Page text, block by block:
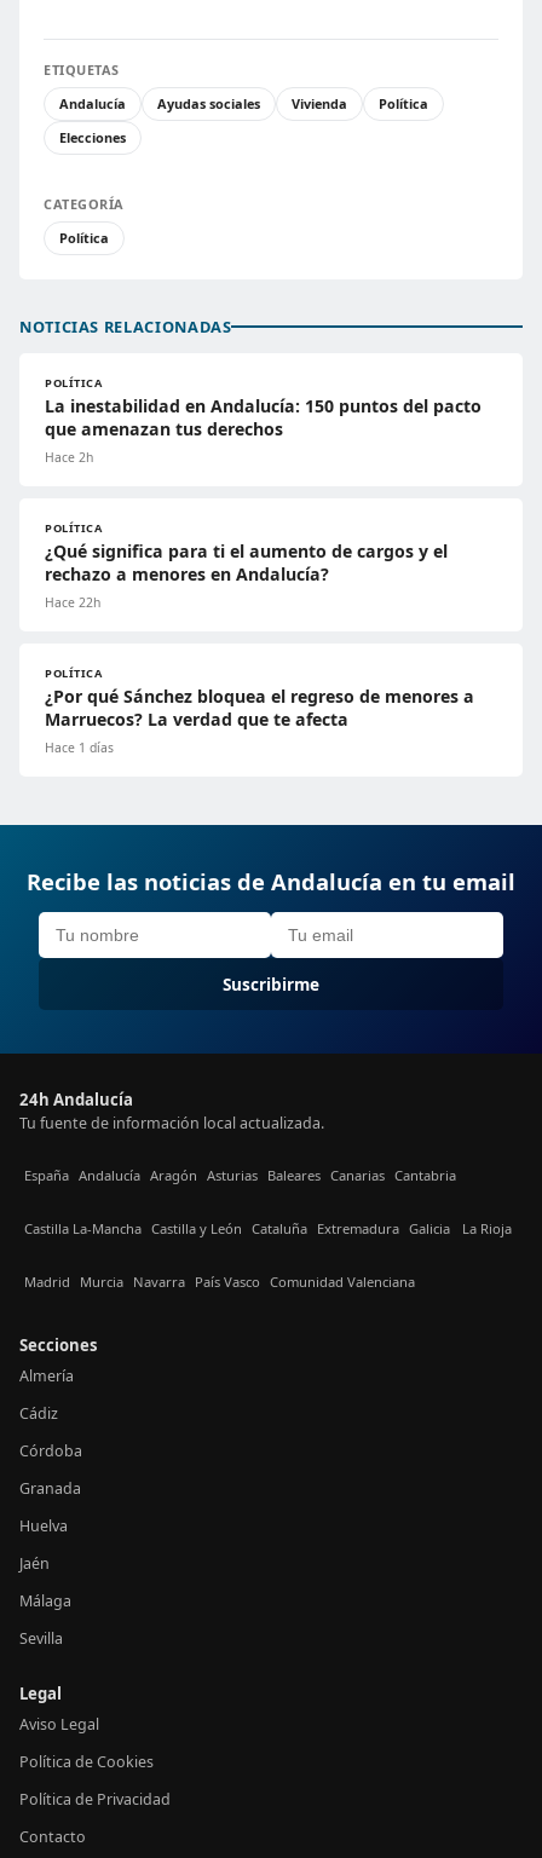
ETIQUETAS
Andalucía
Ayudas sociales Vivienda
Política
Elecciones
CATEGORÍA
Política
NOTICIAS RELACIONADAS
POLÍTICA
La inestabilidad en Andalucía: 150 puntos del pacto
que amenazan tus derechos
Hace 2h
POLÍTICA
¿Qué significa para ti el aumento de cargos y el
rechazo a menores en Andalucía?
Hace 22h
POLÍTICA
¿Por qué Sánchez bloquea el regreso de menores a
Marruecos? La verdad que te afecta
Hace 1 días
Recibe las noticias de Andalucía en tu email
Suscribirme
24h Andalucía
Tu fuente de información local actualizada.
España Andalucía Aragón Asturias Baleares Canarias Cantabria
Castilla La-Mancha Castilla y León Cataluña Extremadura Galicia La Rioja
Madrid Murcia Navarra País Vasco Comunidad Valenciana
Secciones
Almería
Cádiz
Córdoba
Granada
Huelva
Jaén
Málaga
Sevilla
Legal
Aviso Legal
Política de Cookies
Política de Privacidad
Contacto